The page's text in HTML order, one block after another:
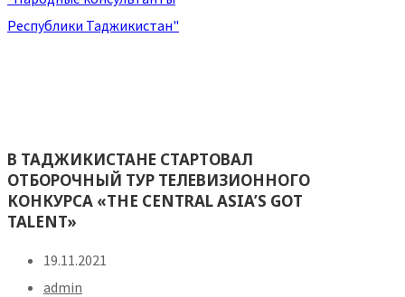
В ТАДЖИКИСТАНЕ СТАРТОВАЛ
ОТБОРОЧНЫЙ ТУР ТЕЛЕВИЗИОННОГО
КОНКУРСА «THE CENTRAL ASIA’S GOT
TALENT»
19.11.2021
admin